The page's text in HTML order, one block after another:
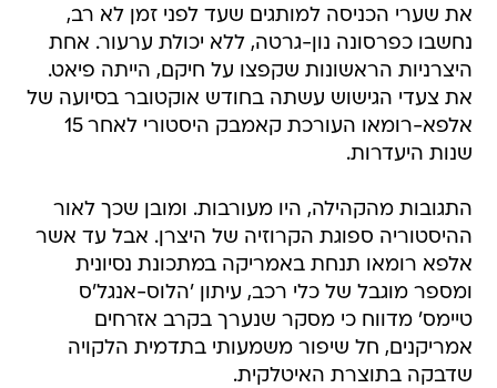
את שערי הכניסה למותגים שעד לפני זמן לא רב,
נחשבו כפרסונה נון-גרטה, ללא יכולת ערעור. אחת
היצרניות הראשונות שקפצו על חיקם, הייתה פיאט.
את צעדי הגישוש עשתה בחודש אוקטובר בסיועה של
אלפא-רומאו העורכת קאמבק היסטורי לאחר 15
שנות היעדרות.
התגובות מהקהילה, היו מעורבות. ומובן שכך לאור
ההיסטוריה ספוגת הקרוזיה של היצרן. אבל עד אשר
אלפא רומאו תנחת באמריקה במתכונת נסיונית
ומספר מוגבל של כלי רכב, עיתון 'הלוס-אנגל'ס
טיימס' מדווח כי מסקר שנערך בקרב אזרחים
אמריקנים, חל שיפור משמעותי בתדמית הלקויה
שדבקה בתוצרת האיטלקית.